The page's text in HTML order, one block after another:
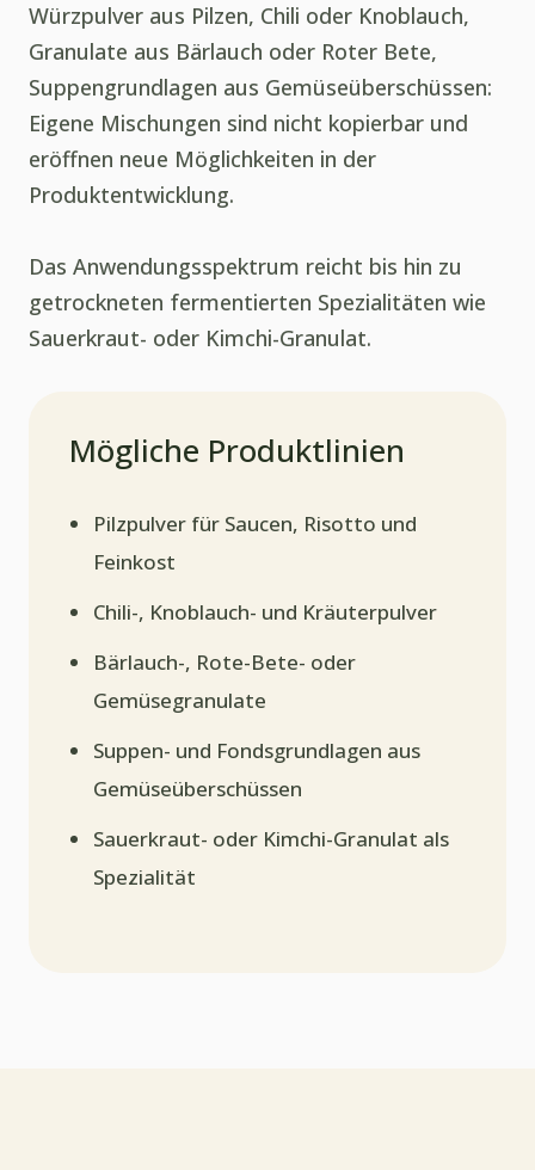
Würzpulver aus Pilzen, Chili oder Knoblauch,
Granulate aus Bärlauch oder Roter Bete,
Suppengrundlagen aus Gemüseüberschüssen:
Eigene Mischungen sind nicht kopierbar und
eröffnen neue Möglichkeiten in der
Produktentwicklung.
Das Anwendungsspektrum reicht bis hin zu
getrockneten fermentierten Spezialitäten wie
Sauerkraut- oder Kimchi-Granulat.
Mögliche Produktlinien
Pilzpulver für Saucen, Risotto und
Feinkost
Chili-, Knoblauch- und Kräuterpulver
Bärlauch-, Rote-Bete- oder
Gemüsegranulate
Suppen- und Fondsgrundlagen aus
Gemüseüberschüssen
Sauerkraut- oder Kimchi-Granulat als
Spezialität